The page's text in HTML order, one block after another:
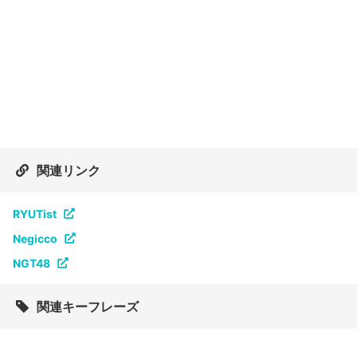
関連リンク
RYUTist
Negicco
NGT48
関連キーフレーズ